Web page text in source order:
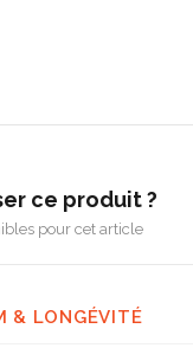
ce produit ?
pour cet article
& LONGÉVITÉ